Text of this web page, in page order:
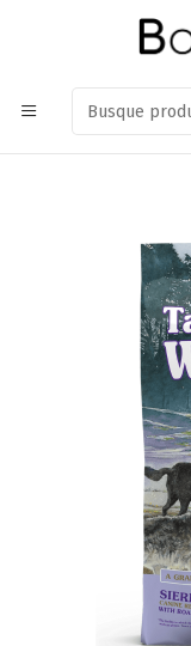
Estamos en:
Alimento Taste of
Cordero 12.2kg